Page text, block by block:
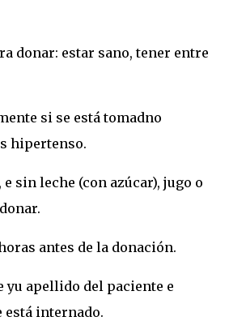
donar: estar sano, tener entre
si se está tomadno
hipertenso.
e sin leche (con azúcar), jugo o
antes de la donación.
yu apellido del paciente e
internado.